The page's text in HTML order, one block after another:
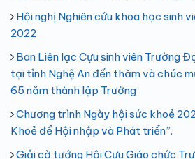
Hội nghị Nghiên cứu khoa học sinh
2022
Ban Liên lạc Cựu sinh viên Trường
tại tỉnh Nghệ An đến thăm và chúc
65 năm thành lập Trường
Chương trình Ngày hội sức khoẻ
Khoẻ để Hội nhập và Phát triển”.
Giải cờ tướng Hội Cựu Giáo chức